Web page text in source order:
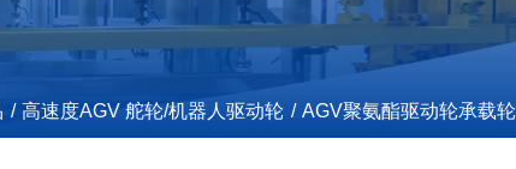
/ 高速度AGV 舵轮/机器人驱动轮 / AGV聚氨酯驱动轮承载轮